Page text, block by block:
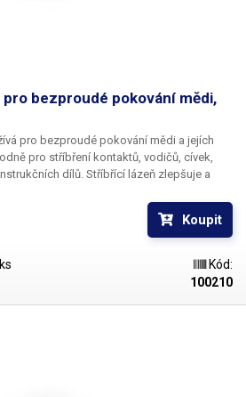
bezproudé pokování mědi,
pro bezproudé pokování mědi a jejích
pro stříbření kontaktů, vodičů, cívek,
dílů. Stříbřící lázeň zlepšuje a
Koupit
Kód:
100210